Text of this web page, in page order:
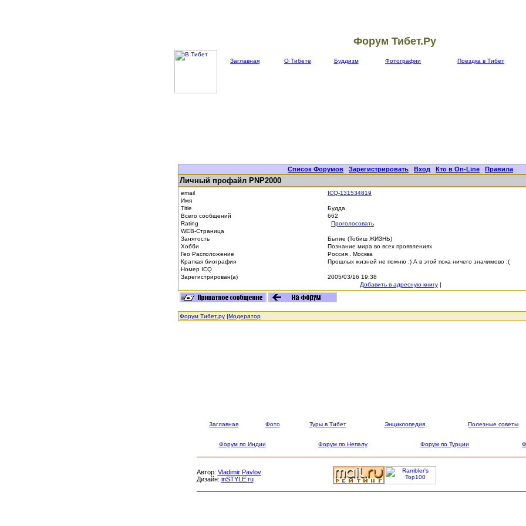
Форум Тибет.Ру
Заглавная О Тибете Буддизм Фотографии Поездка в Тибет
Список Форумов | Зарегистрировать | Вход | Кто в On-Line | Правила
Личный профайл PNP2000
email
ICQ-131534819
Имя
Title
Будда
Всего сообщений
662
Rating
Проголосовать
WEB-Страница
Занятость
Бытие (Тобиш ЖИЗНЬ)
Хобби
Познание мира во всех проявлениях
Гео Расположение
Россия . Москва
Краткая биография
Прошлых жизней не помню :) А в этой пока ничего значимово :(
Номер ICQ
Зарегистрирован(а)
2005/03/16 19:38
Добавить в адресную книгу|
Форум Тибет.ру |Модератор
Заглавная Фото Туры в Тибет Энциклопедия Полезные советы
Форум по Индии Форум по Непалу Форум по Турции
Автор: Vladimir Pavlov
Дизайн: inSTYLE.ru